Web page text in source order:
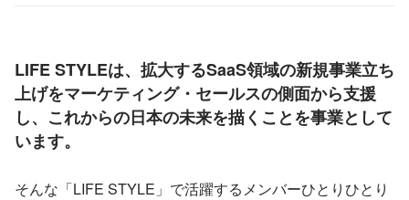
LIFE STYLEは、拡大するSaaS領域の新規事業立ち
上げをマーケティング・セールスの側面から支援
し、これからの日本の未来を描くことを事業として
います。
そんな「LIFE STYLE」で活躍するメンバーひとりひとり